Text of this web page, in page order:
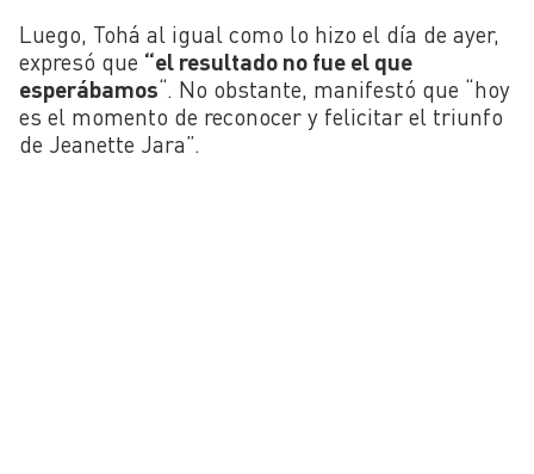
Luego, Tohá al igual como lo hizo el día de ayer,
expresó que “el resultado no fue el que
esperábamos“. No obstante, manifestó que “hoy
es el momento de reconocer y felicitar el triunfo
de Jeanette Jara”.